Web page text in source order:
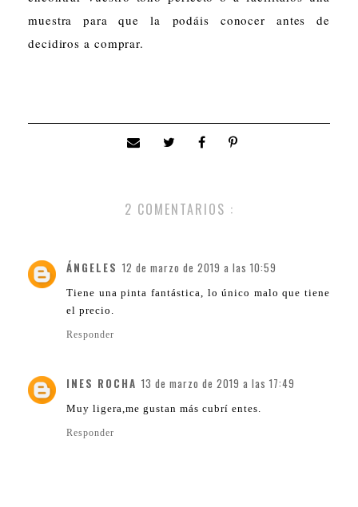
muestra para que la podáis conocer antes de
decidiros a comprar.
2 COMENTARIOS :
ÁNGELES 12 de marzo de 2019 a las 10:59
Tiene una pinta fantástica, lo único malo que tiene
el precio.
Responder
INES ROCHA 13 de marzo de 2019 a las 17:49
Muy ligera,me gustan más cubrí entes.
Responder